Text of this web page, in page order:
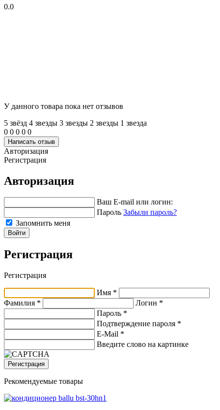
0.0
У данного товара пока нет отзывов
5 звёзд 4 звeзды 3 звeзды 2 звeзды 1 звeзда
0 0 0 0 0
Написать отзыв
Авторизация
Регистрация
Авторизация
Ваш E-mail или логин:
Пароль Забыли пароль?
Запомнить меня
Войти
Регистрация
Регистрация
Имя *
Фамилия *
Логин *
Пароль *
Подтверждение пароля *
E-Mail *
Введите слово на картинке
Регистрация
Рекомендуемые товары